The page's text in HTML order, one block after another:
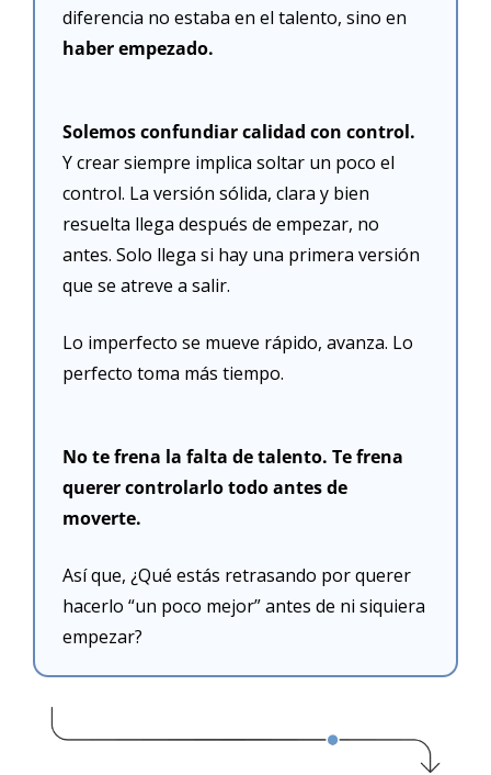
haber empezado.
Solemos confundiar calidad con control.
Y crear siempre implica soltar un poco el
control. La versión sólida, clara y bien
resuelta llega después de empezar, no
antes. Solo llega si hay una primera versión
que se atreve a salir.
Lo imperfecto se mueve rápido, avanza. Lo
perfecto toma más tiempo.
No te frena la falta de talento. Te frena
querer controlarlo todo antes de
moverte.
Así que, ¿Qué estás retrasando por querer
hacerlo “un poco mejor” antes de ni siquiera
empezar?